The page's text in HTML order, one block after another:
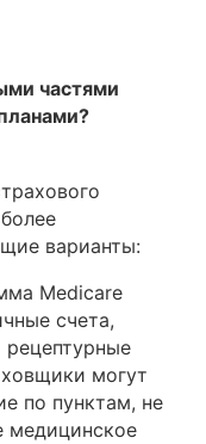
частями
варианты:
Medicare
счета,
могут
по пунктам, не
медицинское